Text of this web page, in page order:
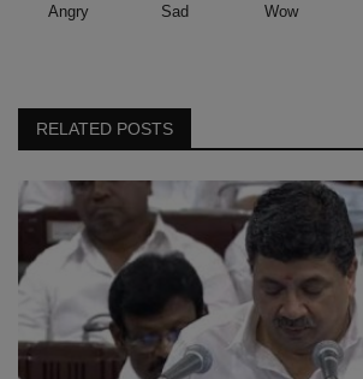
Angry Sad Wow
RELATED POSTS